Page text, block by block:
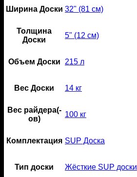
Ширина Доски 32" (81 см)
Толщина
Доски
5" (12 см)
Объем Доски 215 л
Вес Доски 14 кг
Вес райдера(-
ов)
100 кг
Комплектация SUP Доска
Тип доски Жёсткие SUP доски